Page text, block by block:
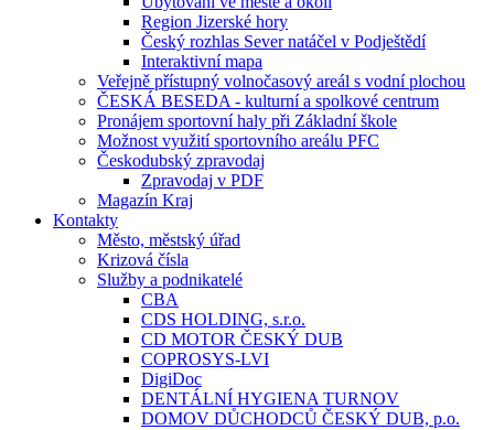
Region Jizerské hory
Český rozhlas Sever natáčel v Podještědí
Interaktivní mapa
Veřejně přístupný volnočasový areál s vodní plochou
ČESKÁ BESEDA - kulturní a spolkové centrum
Pronájem sportovní haly při Základní škole
Možnost využití sportovního areálu PFC
Českodubský zpravodaj
Zpravodaj v PDF
Magazín Kraj
Kontakty
Město, městský úřad
Krizová čísla
Služby a podnikatelé
CBA
CDS HOLDING, s.r.o.
CD MOTOR ČESKÝ DUB
COPROSYS-LVI
DigiDoc
DENTÁLNÍ HYGIENA TURNOV
DOMOV DŮCHODCŮ ČESKÝ DUB, p.o.